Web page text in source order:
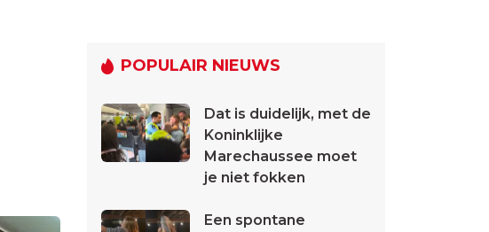
POPULAIR NIEUWS
Dat is duidelijk, met de
Koninklijke
Marechaussee moet
je niet fokken
Een spontane